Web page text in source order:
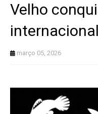
Velho
internacional
março 05, 2026